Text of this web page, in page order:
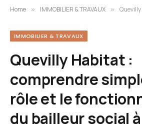
Home » IMMOBILIER & TRAVAUX » Quevilly Habitat :
IMMOBILIER & TRAVAUX
Quevilly Habitat :
comprendre
rôle et le
du bailleur social